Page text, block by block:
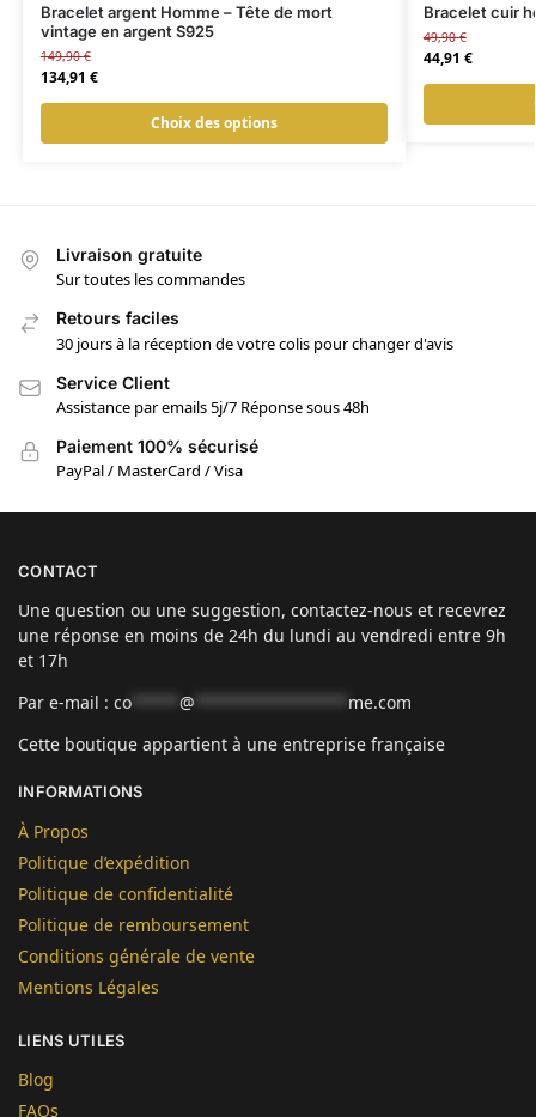
Bracelet argent Homme – Tête de mort
vintage en argent S925
149,90€
134,91 €
Choix des options
Bracelet cuir
49,90€
44,91 €
Livraison gratuite
Sur toutes les commandes
Retours faciles
30 jours à la réception de votre colis pour changer d'avis
Service Client
Assistance par emails 5j/7 Réponse sous 48h
Paiement 100% sécurisé
PayPal / MasterCard / Visa
CONTACT
Une question ou une suggestion, contactez-nous et recevrez
une réponse en moins de 24h du lundi au vendredi entre 9h
et 17h
Par e-mail : co @
me.com
Cette boutique appartient à une entreprise française
INFORMATIONS
À Propos
Politique d’expédition
Politique de confidentialité
Politique de remboursement
Conditions générale de vente
Mentions Légales
LIENS UTILES
Blog
FAQs